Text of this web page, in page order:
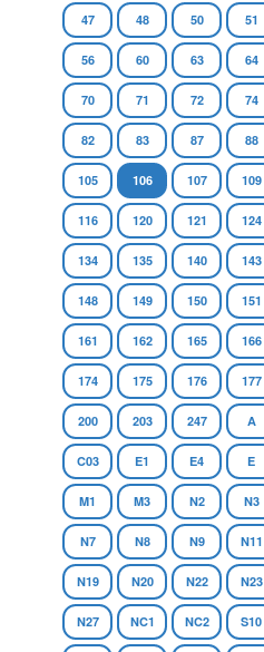
47 48 50 51
56 60 63 64
70 71 72 74
82 83 87 88
105 106 107 109
116 120 121 124
134 135 140 143
148 149 150 151
161 162 165 166
174 175 176 177
200 203 247 A
C03 E1 E4 E
M1 M3 N2 N3
N7 N8 N9 N11
N19 N20 N22 N23
N27 NC1 NC2 S10